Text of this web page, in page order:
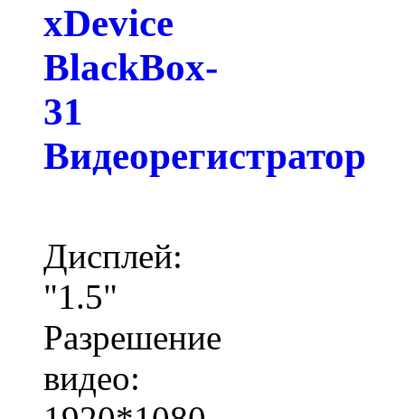
xDevice
BlackBox-
31
Видеорегистратор
Дисплей:
"1.5"
Разрешение
видео: